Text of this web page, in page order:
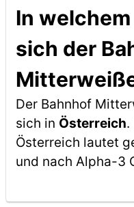
In
sich der
Der Bahnhof
sich in Österreich.
Österreich lautet
und nach Alpha-3